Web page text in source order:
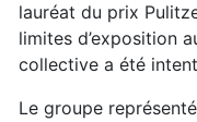
lauréat du prix
limites d’exposition
collective a été
Le groupe